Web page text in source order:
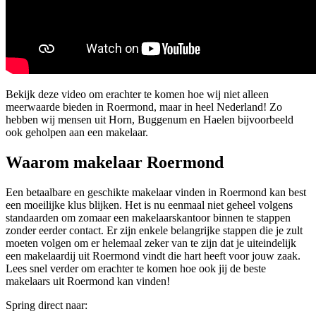
Bekijk deze video om erachter te komen hoe wij niet alleen
meerwaarde bieden in Roermond, maar in heel Nederland! Zo
hebben wij mensen uit Horn, Buggenum en Haelen bijvoorbeeld
ook geholpen aan een makelaar.
Waarom makelaar Roermond
Een betaalbare en geschikte makelaar vinden in Roermond kan best
een moeilijke klus blijken. Het is nu eenmaal niet geheel volgens
standaarden om zomaar een makelaarskantoor binnen te stappen
zonder eerder contact. Er zijn enkele belangrijke stappen die je zult
moeten volgen om er helemaal zeker van te zijn dat je uiteindelijk
een makelaardij uit Roermond vindt die hart heeft voor jouw zaak.
Lees snel verder om erachter te komen hoe ook jij de beste
makelaars uit Roermond kan vinden!
Spring direct naar: